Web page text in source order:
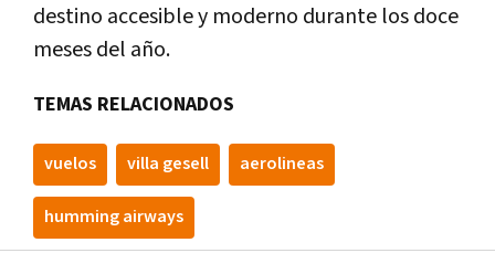
destino accesible y moderno durante los doce
meses del año.
TEMAS RELACIONADOS
vuelos villa gesell aerolineas
humming airways